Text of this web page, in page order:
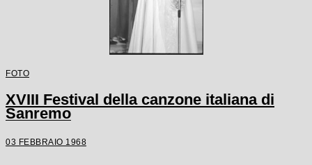
FOTO
XVIII Festival della canzone italiana di
Sanremo
03 FEBBRAIO 1968